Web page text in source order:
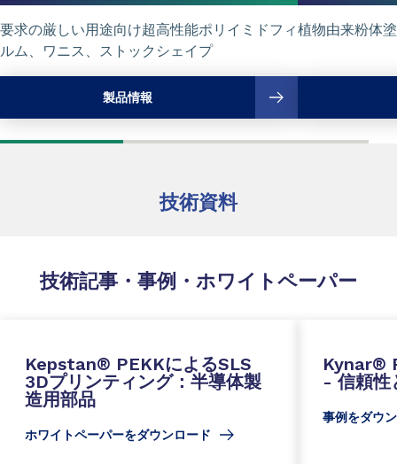
要求の厳しい用途向け超高性能ポリイミドフィ
ルム、ワニス、ストックシェイプ
製品情報
植物由来粉体
技術資料
技術記事・事例・ホワイトペーパー
Kepstan® PEKKによるSLS
3Dプリンティング：半導体製
造用部品
ホワイトペーパーをダウンロード
Kynar®
- 信頼性
事例をダウ